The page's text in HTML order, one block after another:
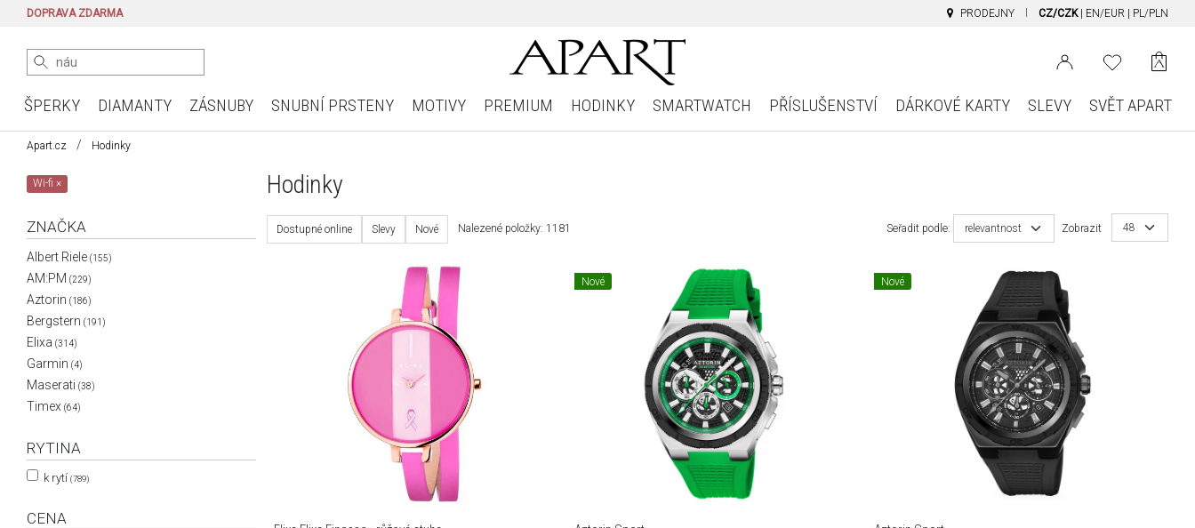
DOPRAVA ZDARMA PRODEJNY CZ/CZK EN/EUR PL/PLN
ŠPERKY DIAMANTY ZÁSNUBY SNUBNÍ PRSTENY MOTIVY PREMIUM HODINKY SMARTWATCH PŘÍSLUŠENSTVÍ DÁRKOVÉ KARTY SLEVY SVĚT APART
Apart.cz Hodinky
Wi-fi×
ZNAČKA
Albert Riele (155)
AM:PM (229)
Aztorin (186)
Bergstern (191)
Elixa (314)
Garmin (4)
Maserati (38)
Timex (64)
RYTINA
k rytí (789)
CENA
Hodinky
Seřadit podle: relevantnost Zobrazit 48
Dostupné online Slevy Nové Nalezené položky: 1181
Nové Nové